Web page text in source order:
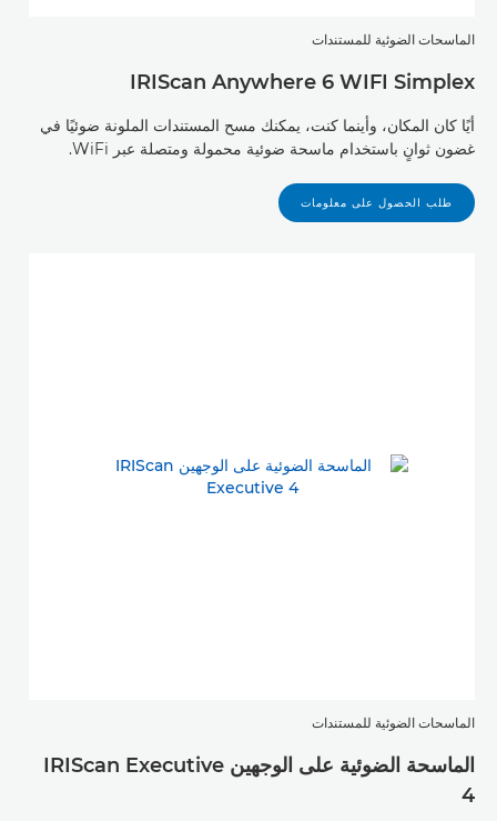
الماسحات الضوئية للمستندات
IRIScan Anywhere 6 WIFI Simplex
أيًا كان المكان، وأينما كنت، يمكنك مسح المستندات الملونة ضوئيًا في
غضون ثوانٍ باستخدام ماسحة ضوئية محمولة ومتصلة عبر WiFi.
طلب الحصول على معلومات
الماسحات الضوئية للمستندات
الماسحة الضوئية على الوجهين IRIScan Executive
4